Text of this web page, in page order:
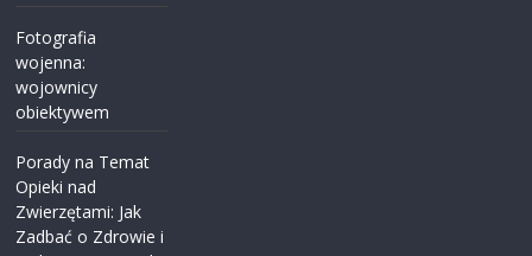
Fotografia
wojenna:
wojownicy
obiektywem
Porady na Temat
Opieki nad
Zwierzętami: Jak
Zadbać o Zdrowie i